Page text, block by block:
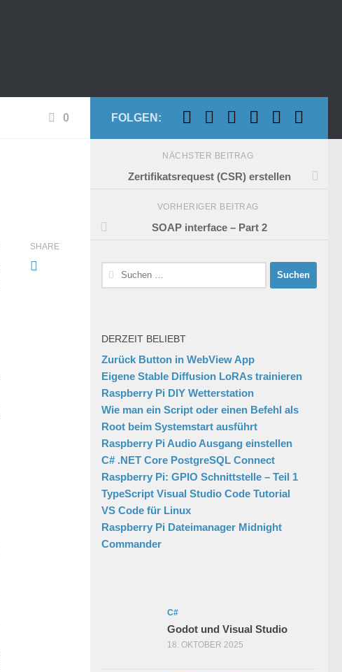
0
SHARE
FOLGEN:
NÄCHSTER BEITRAG
Zertifikatsrequest (CSR) erstellen
VORHERIGER BEITRAG
SOAP interface – Part 2
Suchen
nach:
DERZEIT BELIEBT
Zurück Button in WebView App
Eigene Stable Diffusion LoRAs trainieren
Raspberry Pi DIY Wetterstation
Wie man ein Script oder einen Befehl als
Root beim Systemstart ausführt
Raspberry Pi Audio Ausgang einstellen
C# .NET Core PostgreSQL Connect
Raspberry Pi: GPIO Schnittstelle – Teil 1
TypeScript Visual Studio Code Tutorial
VS Code für Linux
Raspberry Pi Dateimanager Midnight
Commander
C#
Godot und Visual Studio
18. OKTOBER 2025